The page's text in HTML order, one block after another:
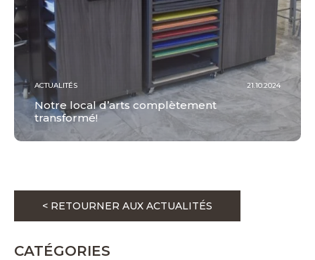
ACTUALITÉS 21.10.2024
Notre local d’arts complètement
transformé!
< RETOURNER AUX ACTUALITÉS
CATÉGORIES